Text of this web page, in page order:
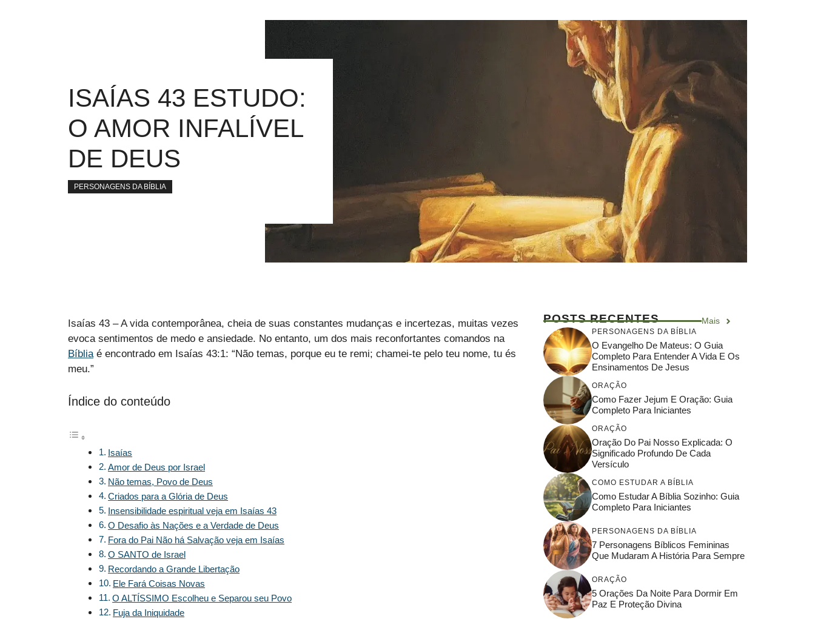
ISAÍAS 43 ESTUDO:
O AMOR INFALÍVEL
DE DEUS
PERSONAGENS DA BÍBLIA
Isaías 43 – A vida contemporânea, cheia de suas constantes mudanças e incertezas, muitas vezes
evoca sentimentos de medo e ansiedade. No entanto, um dos mais reconfortantes comandos na
Bíbliaé encontrado em Isaías 43:1: “Não temas, porque eu te remi; chamei-te pelo teu nome, tu és
meu.”
Índice do conteúdo
Isaías
Amor de Deus por Israel
Não temas, Povo de Deus
Criados para a Glória de Deus
Insensibilidade espiritual veja em Isaías 43
O Desafio às Nações e a Verdade de Deus
Fora do Pai Não há Salvação veja em Isaías
O SANTO de Israel
Recordando a Grande Libertação
Ele Fará Coisas Novas
O ALTÍSSIMO Escolheu e Separou seu Povo
Fuja da Iniquidade
POSTS RECENTES Mais
PERSONAGENS DA BÍBLIA
O Evangelho De Mateus: O Guia
Completo Para Entender A Vida E Os
Ensinamentos De Jesus
ORAÇÃO
Como Fazer Jejum E Oração: Guia
Completo Para Iniciantes
ORAÇÃO
Oração Do Pai Nosso Explicada: O
Significado Profundo De Cada
Versículo
COMO ESTUDAR A BÍBLIA
Como Estudar A Bíblia Sozinho: Guia
Completo Para Iniciantes
PERSONAGENS DA BÍBLIA
7 Personagens Bíblicos Femininas
Que Mudaram A História Para Sempre
ORAÇÃO
5 Orações Da Noite Para Dormir Em
Paz E Proteção Divina